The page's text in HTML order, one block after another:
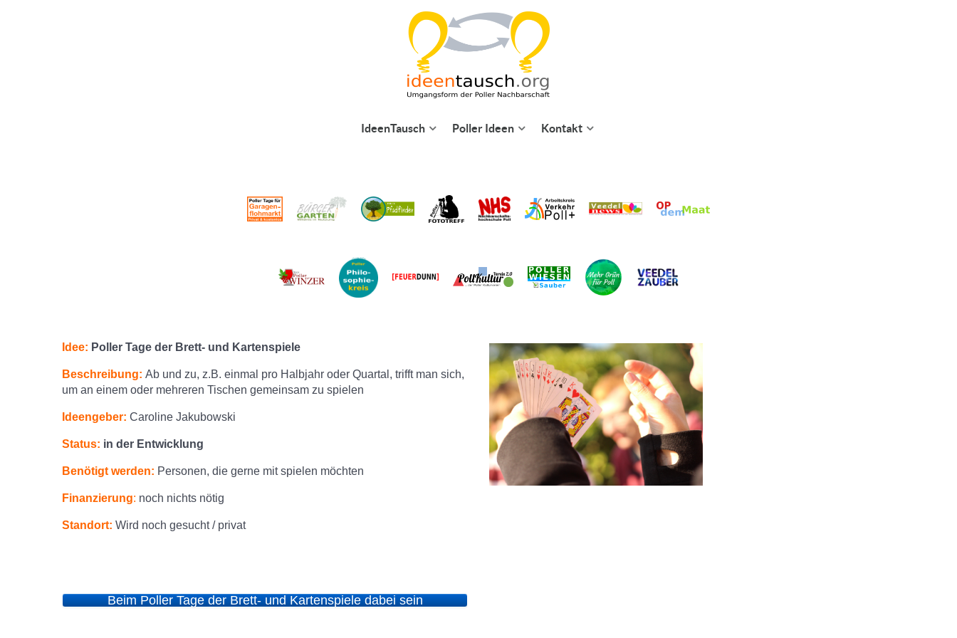
IdeenTausch Poller Ideen Kontakt
Idee: Poller Tage der Brett- und Kartenspiele
Beschreibung: Ab und zu, z.B. einmal pro Halbjahr oder Quartal, trifft man sich,
um an einem oder mehreren Tischen gemeinsam zu spielen
Ideengeber: Caroline Jakubowski
Status: in der Entwicklung
Benötigt werden: Personen, die gerne mit spielen möchten
Finanzierung: noch nichts nötig
Standort: Wird noch gesucht / privat
Beim Poller Tage der Brett- und Kartenspiele dabei sein